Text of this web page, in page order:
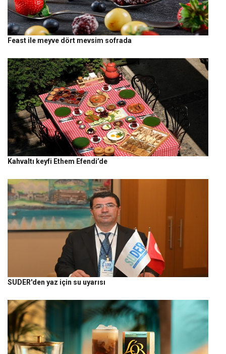
Feast ile meyve dört mevsim sofrada
Kahvaltı keyfi Ethem Efendi’de
SUDER'den yaz için su uyarısı